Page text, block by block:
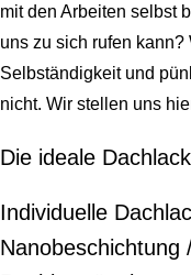
mit den Arbeiten selbst
uns zu sich rufen
Selbständigkeit und
nicht. Wir stellen uns
Die ideale
Individuelle
Nanobeschichtung